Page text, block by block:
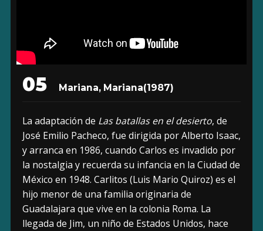
05 Mariana, Mariana(1987)
La adaptación de Las batallas en el desierto, de
José Emilio Pacheco, fue dirigida por Alberto Isaac,
y arranca en 1986, cuando Carlos es invadido por
la nostalgia y recuerda su infancia en la Ciudad de
México en 1948. Carlitos (Luis Mario Quiroz) es el
hijo menor de una familia originaria de
Guadalajara que vive en la colonia Roma. La
llegada de Jim, un niño de Estados Unidos, hace